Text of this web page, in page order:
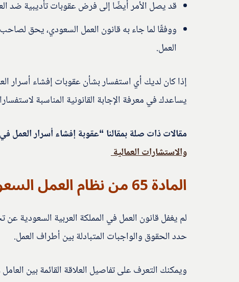
قد يصل الأمر أيضًا إلى فرض عقوبات تأديبية ضد
ووفقًا لما جاء به قانون العمل السعودي، يحق
العمل.
إذا كان لديك أي استفسار بشأن عقوبات إفشاء أسرار
يساعدك في معرفة الإجابة القانونية المناسبة
مقالات ذات صلة بمقالنا “عقوبة إفشاء أسرار العمل
والاستشارات العمالية
المادة 65 من نظام العمل السعودي
لم يغفل قانون العمل في المملكة العربية السعودية
حدد الحقوق والواجبات المتبادلة بين أطراف العمل.
ويمكنك التعرف على تفاصيل العلاقة القائمة بين